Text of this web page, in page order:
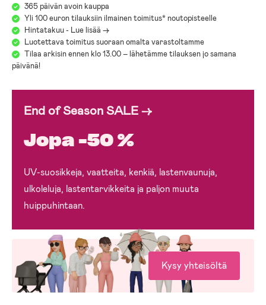
365 päivän avoin kauppa
Yli 100 euron tilauksiin ilmainen toimitus* noutopisteelle
Hintatakuu - Lue lisää ->
Luotettava toimitus suoraan omalta varastoltamme
Tilaa arkisin ennen klo 13.00 – lähetämme tilauksen jo samana
päivänä!
End of Season SALE →
Jopa -50 %
UV-suosikkeja, vaatteita, kenkiä, lastenvaunuja,
ulkoleluja, lastentarvikkeita ja paljon muuta
huippuhintaan.
Kysy yhteisöltä